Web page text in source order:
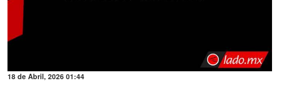
18 de Abril, 2026 01:44